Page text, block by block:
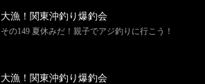
大漁！関東沖釣り爆釣会
その149 夏休みだ！親子でアジ釣りに行こう！
大漁！関東沖釣り爆釣会